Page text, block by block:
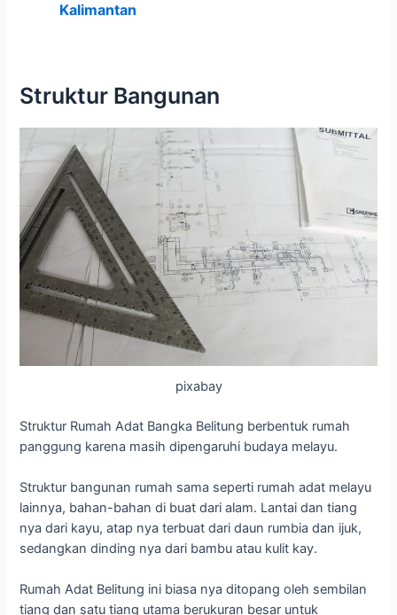
Kalimantan
Struktur Bangunan
pixabay
Struktur Rumah Adat Bangka Belitung berbentuk rumah
panggung karena masih dipengaruhi budaya melayu.
Struktur bangunan rumah sama seperti rumah adat melayu
lainnya, bahan-bahan di buat dari alam. Lantai dan tiang
nya dari kayu, atap nya terbuat dari daun rumbia dan ijuk,
sedangkan dinding nya dari bambu atau kulit kay.
Rumah Adat Belitung ini biasa nya ditopang oleh sembilan
tiang dan satu tiang utama berukuran besar untuk